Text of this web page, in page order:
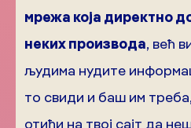
мрежа која директно
неких производа, већ
људима нудите
то свиди и баш им
отићи на твој сајт да